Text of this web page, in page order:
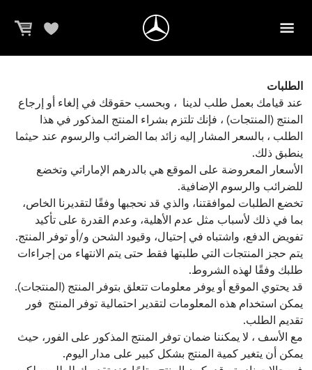
الطلبات
عند قيامك بعمل طلب لدينا ، وبحسب حقوقك في إلغاء أو إرجاع
المنتج (المنتجات) ، فإنك تلتزم بشراء المنتج المذكور في هذا
الطلب ، بالسعر المشار إليه زائد بما الضرائب والرسوم عند حيثما
ينطبق ذلك.
الأسعار المعروضة على الموقع هي بالدرهم الإماراتي وتخضع
للضرائب والرسوم الإضافية.
تخضع الطلبات لموافقتنا، والذي قد نحجبها وفقًا لتقديرنا الخاص،
بما في ذلك لأسباب مثل عدم الأهلية، وعدم القدرة على تأكيد
تفويض الدفع، واشتباه في إحتيال، وقيود الشحن و/أو توفر المنتج.
يتم حجز المنتجات التي طلبتها فقط حتى يتم الانتهاء من إجراءات
طلبك وفقًا لهذه الشروط.
قد يحتوي الموقع أو يوفر معلومات تتعلق بتوفر المنتج (المنتجات).
يمكن استخدام هذه المعلومات لتقدير احتمالية توفر المنتج فور
تقديم الطلب.
مع الأسف ، لا يمكننا ضمان توفر المنتج المذكور على الفور، حيث
يمكن أن يتغير كمية المنتج بشكل كبير على مدار اليوم.